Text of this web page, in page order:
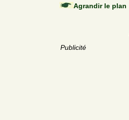
Agrandir le plan
Publicité